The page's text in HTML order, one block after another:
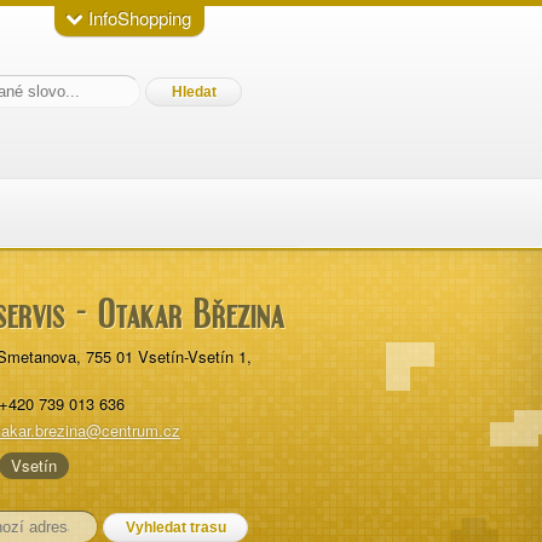
- Otakar Březina
,755 01 Vsetín-Vsetín 1,
+420 739 013 636
Vsetín
InfoShopping